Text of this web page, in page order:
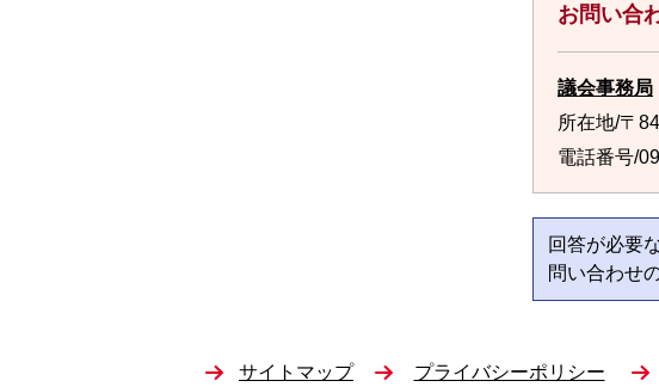
お問い合
議会事務局
所在地/〒
電話番号/
回答が必要
問い合わせ
サイトマップ プライバシーポリシー